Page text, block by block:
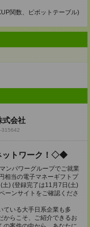
関数、ピボットテーブル)
式会社
315642
ットワーク！◇◆
ンパワーグループでご就業
相当の電子マネーギフトプ
) (登録完了は11月7日(土)
ーンサイトをご確認くださ
ている大手日系企業も多
からこそ、ご紹介できるお